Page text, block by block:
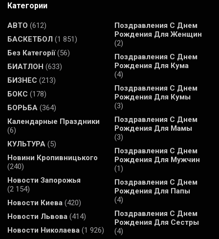
Категории
АВТО (612)
БАСКЕТБОЛ (1 851)
Без Категорії(56)
БИАТЛОН (633)
БИЗНЕС (213)
БОКС (178)
БОРЬБА (364)
Календарные Праздники
(6)
КУЛЬТУРА (5)
Новини Кропивницького
(240)
Новости Запорожья
(2 154)
Новости Киева (420)
Новости Львова (414)
Новости Николаева (1 926)
Поздравления С Днем
Рождения Для Женщин
(2)
Поздравления С Днем
Рождения Для Кума
(4)
Поздравления С Днем
Рождения Для Кумы
(3)
Поздравления С Днем
Рождения Для Мамы
(3)
Поздравления С Днем
Рождения Для Мужчин
(1)
Поздравления С Днем
Рождения Для Папы
(4)
Поздравления С Днем
Рождения Для Сестры
(4)